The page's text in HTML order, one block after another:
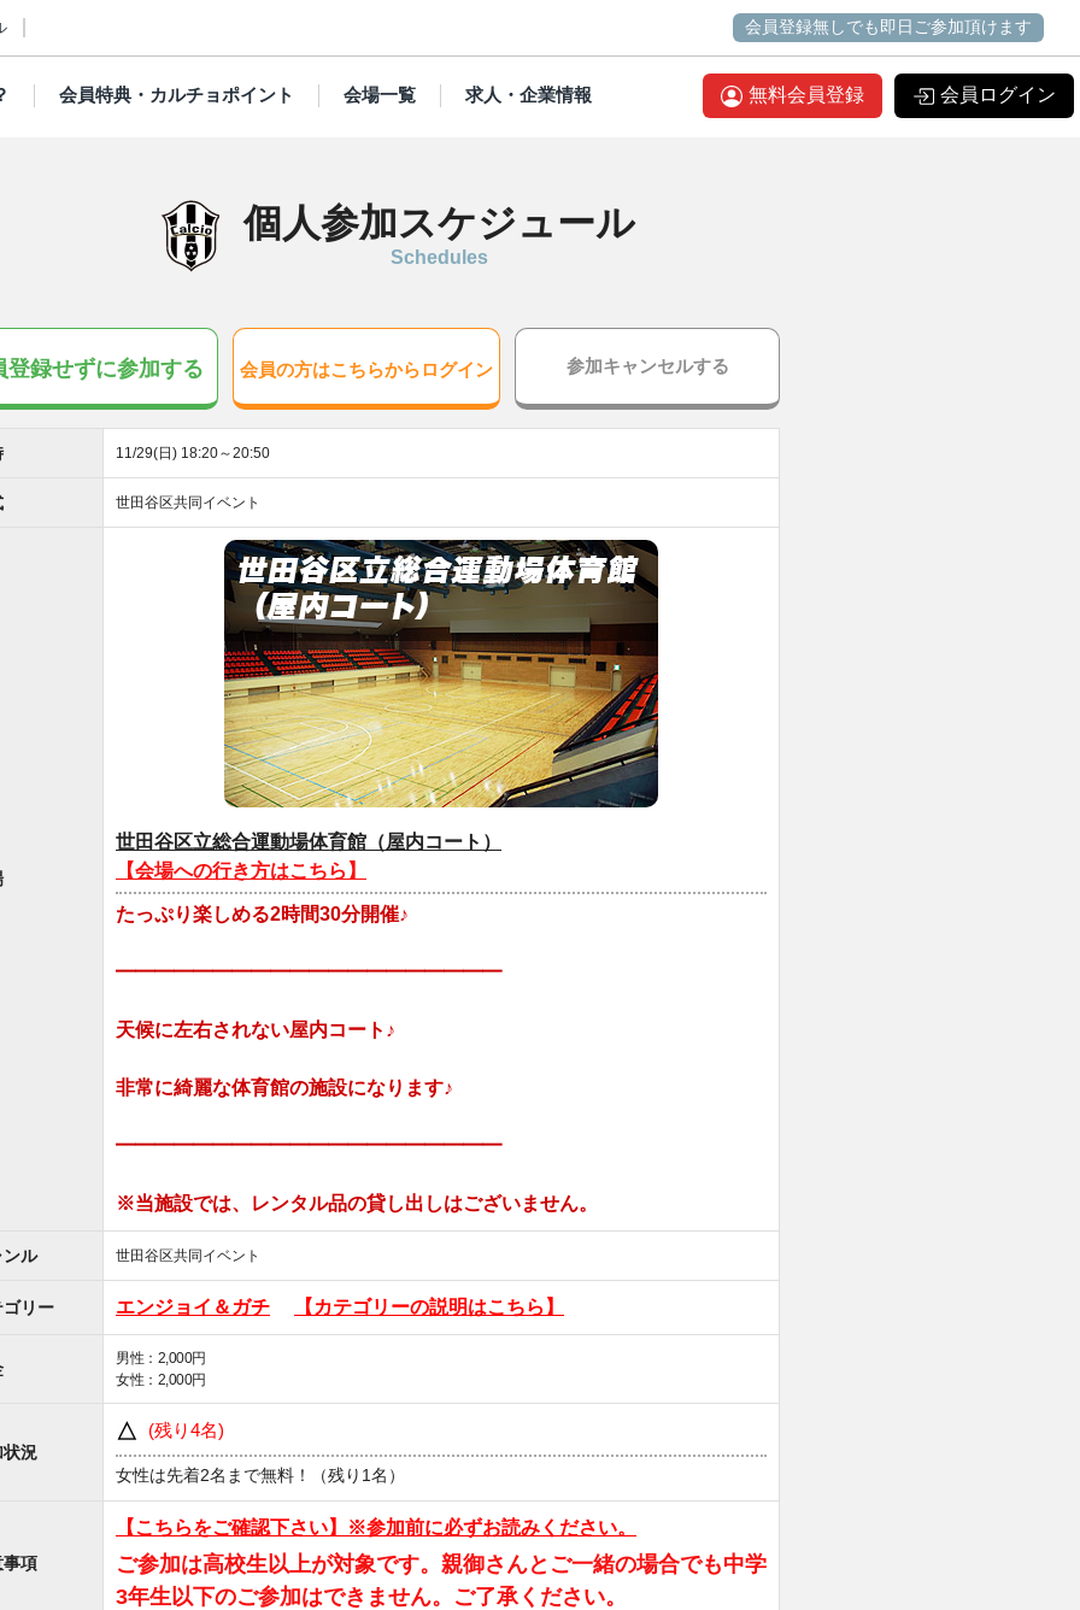
会員登録無しでも即日ご参加頂けます
会員特典・カルチョポイント 会場一覧 求人・企業情報 無料会員登録 会員ログイン
個人参加スケジュール
Schedules
登録せずに参加する 会員の方はこちらからログイン 参加キャンセルする
11/29(日) 18:20～20:50
世田谷区共同イベント
世田谷区立総合運動場体育館（屋内コート）
【会場への行き方はこちら】
たっぷり楽しめる2時間30分開催♪
━━━━━━━━━━━━━━━━━━━━
天候に左右されない屋内コート♪
非常に綺麗な体育館の施設になります♪
━━━━━━━━━━━━━━━━━━━━
※当施設では、レンタル品の貸し出しはございません。
ンル 世田谷区共同イベント
ゴリー エンジョイ＆ガチ 【カテゴリーの説明はこちら】
男性：2,000円
女性：2,000円
状況
△ (残り4名)
女性は先着2名まで無料！ （残り1名）
事項
【こちらをご確認下さい】※参加前に必ずお読みください。
ご参加は高校生以上が対象です。親御さんとご一緒の場合でも中学
3年生以下のご参加はできません。ご了承ください。